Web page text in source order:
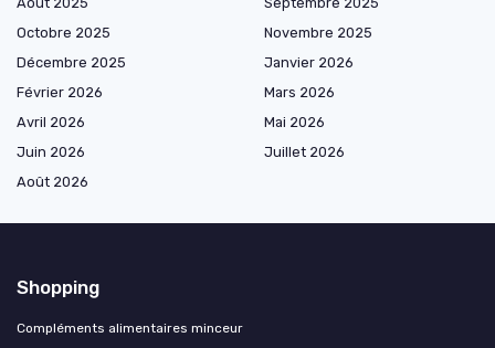
Octobre 2025
Novembre 2025
Décembre 2025
Janvier 2026
Février 2026
Mars 2026
Avril 2026
Mai 2026
Juin 2026
Juillet 2026
Août 2026
Shopping
Compléments alimentaires minceur